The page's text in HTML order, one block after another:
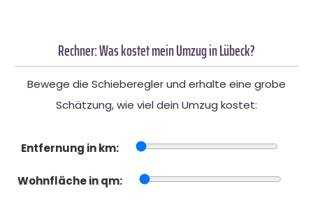
Rechner: Was kostet mein Umzug in Lübeck?
Bewege die Schieberegler und erhalte eine grobe
Schätzung, wie viel dein Umzug kostet:
Entfernung in km:
Wohnfläche in qm: